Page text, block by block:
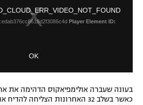
l
w
Player Element ID:
OK
s
i
a
בעונה שעברה אולימפיאקוס הדהימה את